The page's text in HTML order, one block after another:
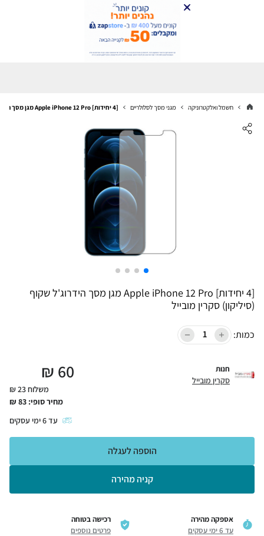
חשמל ואלקטרוניקה מגני מסך לסלולריים [4 יחידות] Apple iPhone 12 Pro מגן מסך הידרוג'ל שקוף (סיליקון) סקרין מובייל
[4 יחידות] Apple iPhone 12 Pro מגן מסך הידרוג'ל שקוף
(סיליקון) סקרין מובייל
כמות:
חנות
סקרין מובייל 60
₪
משלוח 23 ₪
מחיר סופי: 83
₪
עד6ימי עסקים
קניה מהירה
הוספה לעגלה
אספקה מהירה
עד 6 ימי עסקים
רכישה בטוחה
פרטים נוספים